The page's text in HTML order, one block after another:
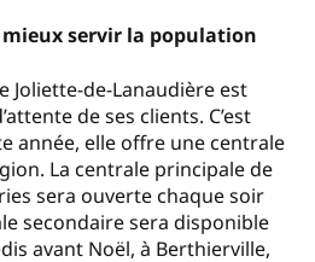
servir la population
Joliette-de-Lanaudière est
de ses clients. C’est
année, elle offre une centrale
La centrale principale de
sera ouverte chaque soir
secondaire sera disponible
avant Noël, à Berthierville,